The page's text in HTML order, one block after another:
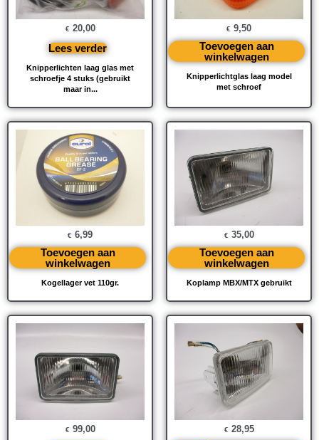
Knipperlichten laag glas met
schroefje 4 stuks (gebruikt
maar in...
€ 20,00
Lees verder
Knipperlichtglas laag model
met schroef
€ 9,50
Toevoegen aan
winkelwagen
Kogellager vet 110gr.
€ 6,99
Toevoegen aan
winkelwagen
Koplamp MBX/MTX gebruikt
€ 35,00
Toevoegen aan
winkelwagen
€ 99,00 € 28,95